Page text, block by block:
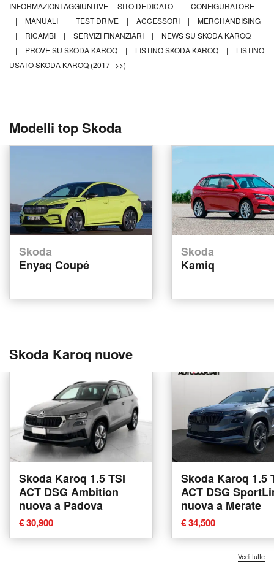
INFORMAZIONI AGGIUNTIVE SITO DEDICATO |
CONFIGURATORE
|
MANUALI | TEST DRIVE | ACCESSORI |
MERCHANDISING
|
RICAMBI | SERVIZI FINANZIARI |
NEWS SU SKODA KAROQ
|
PROVE SU SKODA KAROQ | LISTINO SKODA KAROQ |
LISTINO
USATO SKODA KAROQ (2017-->>)
Modelli top Skoda
Skoda
Enyaq Coupé
Skoda
Kamiq
Skoda Karoq nuove
Skoda Karoq 1.5 TSI
ACT DSG Ambition
nuova a Padova
€ 30,900
Skoda Karoq 1.5
ACT DSG
nuova a Merate
€ 34,500
Vedi tutte